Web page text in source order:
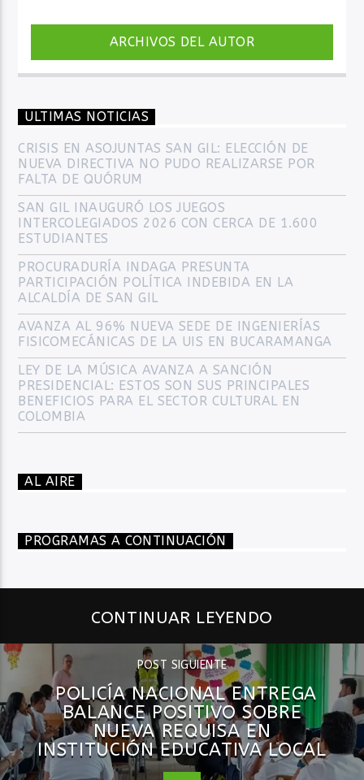
ARCHIVOS DEL AUTOR
ULTIMAS NOTICIAS
CRISIS EN ASOJUNTAS SAN GIL: ELECCIÓN DE
NUEVA DIRECTIVA NO PUDO REALIZARSE POR
FALTA DE QUÓRUM
SAN GIL INAUGURÓ LOS JUEGOS
INTERCOLEGIADOS 2026 CON CERCA DE 1.600
ESTUDIANTES
PROCURADURÍA INDAGA PRESUNTA
PARTICIPACIÓN POLÍTICA INDEBIDA EN LA
ALCALDÍA DE SAN GIL
AVANZA AL 96% NUEVA SEDE DE INGENIERÍAS
FISICOMECÁNICAS DE LA UIS EN BUCARAMANGA
LEY DE LA MÚSICA AVANZA A SANCIÓN
PRESIDENCIAL: ESTOS SON SUS PRINCIPALES
BENEFICIOS PARA EL SECTOR CULTURAL EN
COLOMBIA
AL AIRE
PROGRAMAS A CONTINUACIÓN
CONTINUAR LEYENDO
POST SIGUIENTE
POLICÍA NACIONAL ENTREGA
BALANCE POSITIVO SOBRE
NUEVA REQUISA EN
INSTITUCIÓN EDUCATIVA LOCAL